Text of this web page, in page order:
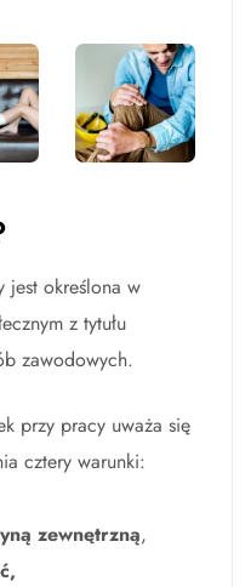
jest określona w
z tytułu
zawodowych.
przy pracy uważa się
cztery warunki:
zewnętrzną,